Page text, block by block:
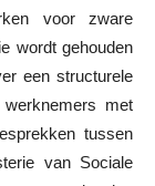
voor zware
wordt gehouden
een structurele
met
tussen
van Sociale